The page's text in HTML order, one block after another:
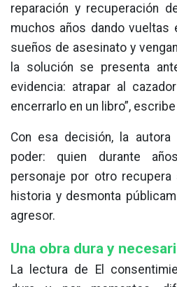
reparación y recuperación
muchos años dando vueltas
sueños de asesinato y
la solución se presenta
evidencia: atrapar al
encerrarlo en un libro”,
Con esa decisión, la
poder: quien durante
personaje por otro
historia y desmonta
agresor.
Una obra dura y
La lectura de El